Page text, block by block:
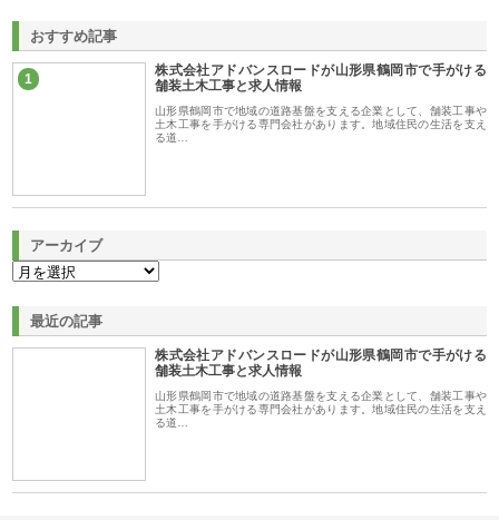
おすすめ記事
1
株式会社アドバンスロードが山形県鶴岡市で手がける
舗装土木工事と求人情報
山形県鶴岡市で地域の道路基盤を支える企業として、舗装工事や
土木工事を手がける専門会社があります。地域住民の生活を支え
る道…
アーカイブ
最近の記事
株式会社アドバンスロードが山形県鶴岡市で手がける
舗装土木工事と求人情報
山形県鶴岡市で地域の道路基盤を支える企業として、舗装工事や
土木工事を手がける専門会社があります。地域住民の生活を支え
る道…